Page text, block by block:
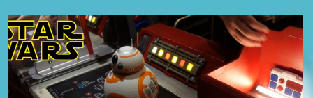
Everest
+
Almuerzo
en
Rainforest